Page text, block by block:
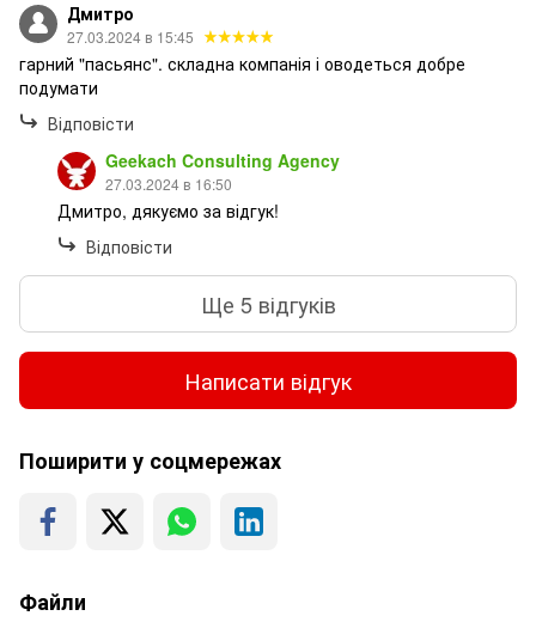
Дмитро
27.03.2024 в 15:45
гарний "пасьянс". складна компанія і оводеться добре
подумати
Відповісти
Geekach Consulting Agency
27.03.2024 в 16:50
Дмитро, дякуємо за відгук!
Відповісти
Ще 5 відгуків
Написати відгук
Поширити у соцмережах
Файли